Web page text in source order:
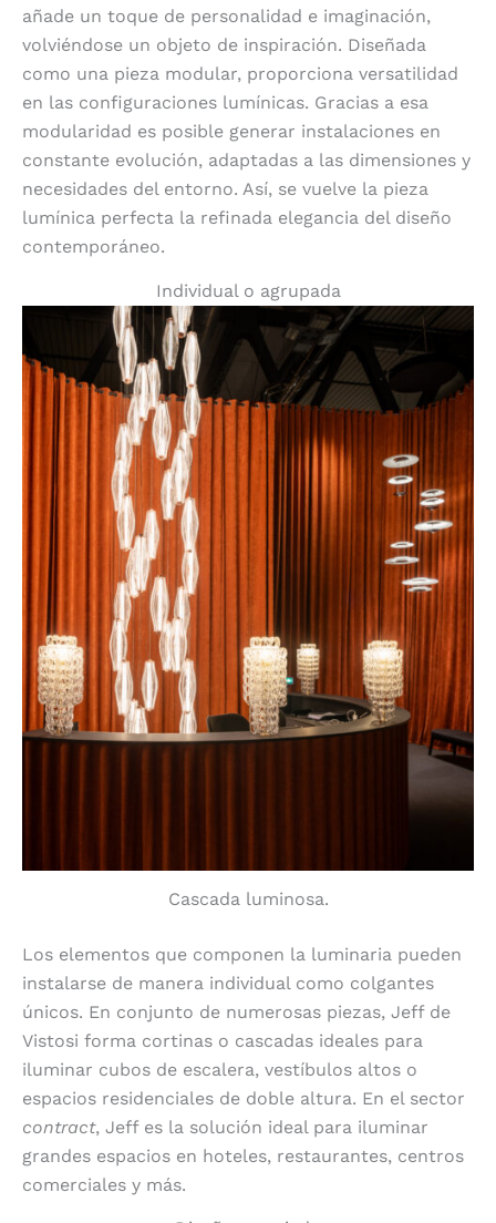
añade un toque de personalidad e imaginación,
volviéndose un objeto de inspiración. Diseñada
como una pieza modular, proporciona versatilidad
en las configuraciones lumínicas. Gracias a esa
modularidad es posible generar instalaciones en
constante evolución, adaptadas a las dimensiones y
necesidades del entorno. Así, se vuelve la pieza
lumínica perfecta la refinada elegancia del diseño
contemporáneo.
Individual o agrupada
Cascada luminosa.
Los elementos que componen la luminaria pueden
instalarse de manera individual como colgantes
únicos. En conjunto de numerosas piezas, Jeff de
Vistosi forma cortinas o cascadas ideales para
iluminar cubos de escalera, vestíbulos altos o
espacios residenciales de doble altura. En el sector
contract, Jeff es la solución ideal para iluminar
grandes espacios en hoteles, restaurantes, centros
comerciales y más.